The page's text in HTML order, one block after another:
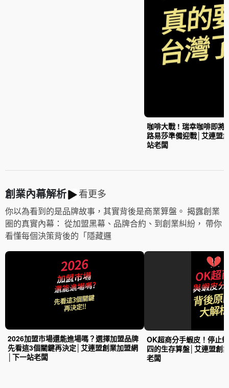
咖啡大戰 ! 瑞幸咖啡即將
路易莎準備迎戰│艾連盟
站老闆
創業內幕解析 看更多
你以為看到的是品牌故事，其實背後是商業算盤。 揭露創業
圈的真實內幕： 從加盟黑幕、品牌合約、到創業糾紛， 帶你
看懂每個決策背後的「隱藏邏
2026加盟市場還能進場嗎？選擇加盟品牌
先看這3個關鍵再決定│艾連盟創業加盟網
│下一站老闆
OK超商分手蝦皮！停止
四的生存算盤│艾連盟創
老闆